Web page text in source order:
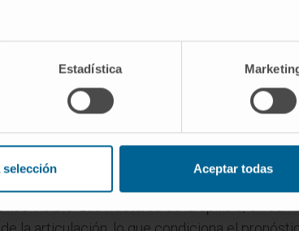
Estadística
selección Aceptar todas
y del tarso), los planos (como los del
siguen el patrón diáfisis-metáfisis-epífisis.
estructura y su patrón de crecimiento,
de las epifisarias?
un componente de flexión, torsión
visible. Las fracturas de la epífisis, en